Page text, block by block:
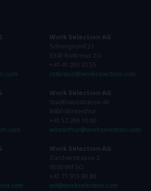
Work Selection AG
Schöngrund 31
6343 Rotkreuz ZG
+41 41 203 33 55
rotkreuz@workselection.com
Work Selection AG
Stadthausstrasse 43
8400 Winterthur
+41 52 269 10 00
winterthur@workselection.com
Work Selection AG
Zürcherstrasse 2
9500 Wil SG
+41 71 913 80 80
wil@workselection.com